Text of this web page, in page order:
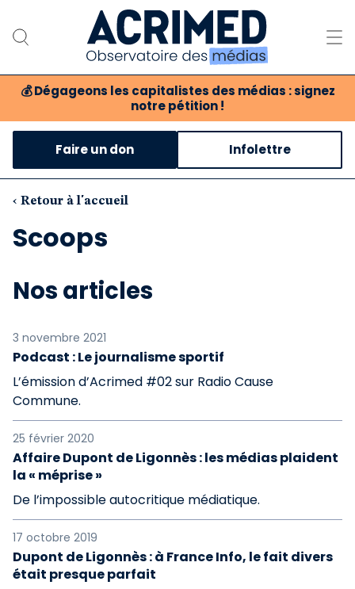
💰 Dégageons les capitalistes des médias : signez
notre pétition !
Notre association
Notre critique des médias
Nos propositions
Boutique
Faire un don Infolettre
‹ Retour à l'accueil
Scoops
Nos articles
3 novembre 2021
Podcast : Le journalisme sportif
L’émission d’Acrimed #02 sur Radio Cause
Commune.
25 février 2020
Affaire Dupont de Ligonnès : les médias plaident
la « méprise »
De l’impossible autocritique médiatique.
17 octobre 2019
Dupont de Ligonnès : à France Info, le fait divers
était presque parfait